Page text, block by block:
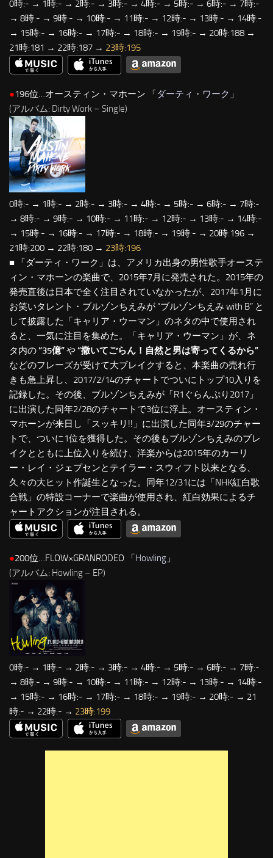
0時:- → 1時:- → 2時:- → 3時:- → 4時:- → 5時:- → 6時:- → 7時:-
→ 8時:- → 9時:- → 10時:- → 11時:- → 12時:- → 13時:- → 14時:-
→ 15時:- → 16時:- → 17時:- → 18時:- → 19時:- → 20時:188 →
21時:181 → 22時:187 → 23時:195
●196位…オースティン・マホーン 「ダーティ・ワーク 」
(アルバム: Dirty Work – Single)
0時:- → 1時:- → 2時:- → 3時:- → 4時:- → 5時:- → 6時:- → 7時:-
→ 8時:- → 9時:- → 10時:- → 11時:- → 12時:- → 13時:- → 14時:-
→ 15時:- → 16時:- → 17時:- → 18時:- → 19時:- → 20時:196 →
21時:200 → 22時:180 → 23時:196
■ 「ダーティ・ワーク」は、アメリカ出身の男性歌手オーステ
ィン・マホーンの楽曲で、2015年7月に発売された。2015年の
発売直後は日本で全く注目されていなかったが、2017年1月に
お笑いタレント・ブルゾンちえみが “ブルゾンちえみ with B” と
して披露した「キャリア・ウーマン」のネタの中で使用され
ると、一気に注目を集めた。「キャリア・ウーマン」が、ネ
タ内の“35億”や“撒いてごらん！自然と男は寄ってくるから”
などのフレーズが受けて大ブレイクすると、本楽曲の売れ行
きも急上昇し、2017/2/14のチャートでついにトップ10入りを
記録した。その後、ブルゾンちえみが「R1ぐらんぷり2017」
に出演した同年2/28のチャートで3位に浮上。オースティン・
マホーンが来日し「スッキリ!!」に出演した同年3/29のチャー
トで、ついに1位を獲得した。その後もブルゾンちえみのブレ
イクとともに上位入りを続け、洋楽からは2015年のカーリ
ー・レイ・ジェプセンとテイラー・スウィフト以来となる、
久々の大ヒット作誕生となった。同年12/31には「NHK紅白歌
合戦」の特設コーナーで楽曲が使用され、紅白効果によるチ
ャートアクションが注目される。
●200位…FLOW×GRANRODEO 「 Howling 」
(アルバム: Howling – EP)
0時:- → 1時:- → 2時:- → 3時:- → 4時:- → 5時:- → 6時:- → 7時:-
→ 8時:- → 9時:- → 10時:- → 11時:- → 12時:- → 13時:- → 14時:-
→ 15時:- → 16時:- → 17時:- → 18時:- → 19時:- → 20時:- → 21
時:- → 22時:- → 23時:199